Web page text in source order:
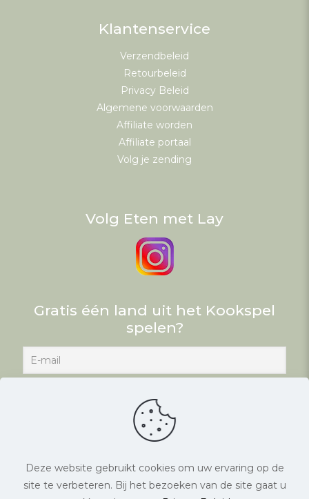
Klantenservice
Verzendbeleid
Retourbeleid
Privacy Beleid
Algemene voorwaarden
Affiliate worden
Affiliate portaal
Volg je zending
Volg Eten met Lay
Gratis één land uit het Kookspel
spelen?
Deze website gebruikt cookies om uw ervaring op de
site te verbeteren. Bij het bezoeken van de site gaat u